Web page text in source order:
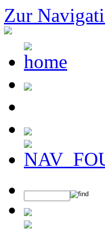
Zur